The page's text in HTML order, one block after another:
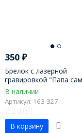
350 ₽
Брелок с лазерной
гравировкой "Папа
лучший"
В наличии
Артикул: 163-327
В корзину